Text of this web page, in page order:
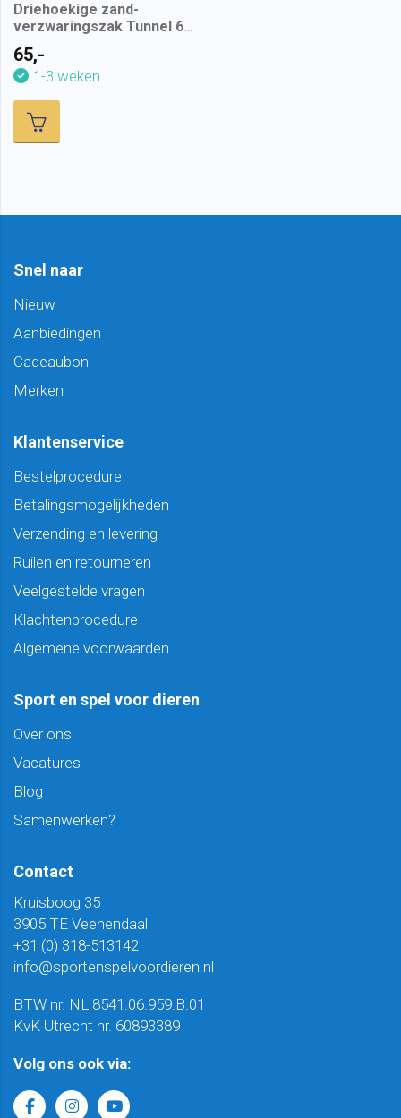
Driehoekige zand-
verzwaringszak Tunnel 60
cm
65,-
1-3 weken
Snel naar
Nieuw
Aanbiedingen
Cadeaubon
Merken
Klantenservice
Bestelprocedure
Betalingsmogelijkheden
Verzending en levering
Ruilen en retourneren
Veelgestelde vragen
Klachtenprocedure
Algemene voorwaarden
Sport en spel voor dieren
Over ons
Vacatures
Blog
Samenwerken?
Contact
Kruisboog 35
3905 TE Veenendaal
+31 (0) 318-513142
info@sportenspelvoordieren.nl
BTW nr. NL 8541.06.959.B.01
KvK Utrecht nr. 60893389
Volg ons ook via: